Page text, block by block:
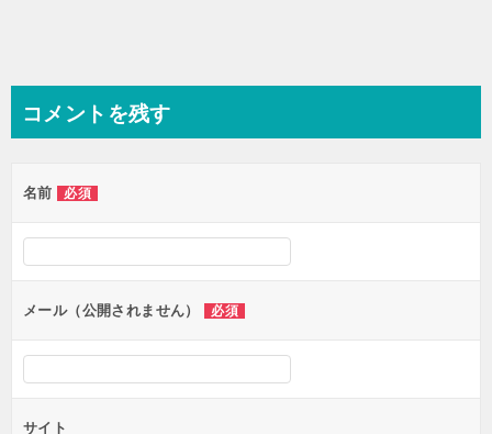
コメントを残す
名前 必須
メール（公開されません） 必須
サイト